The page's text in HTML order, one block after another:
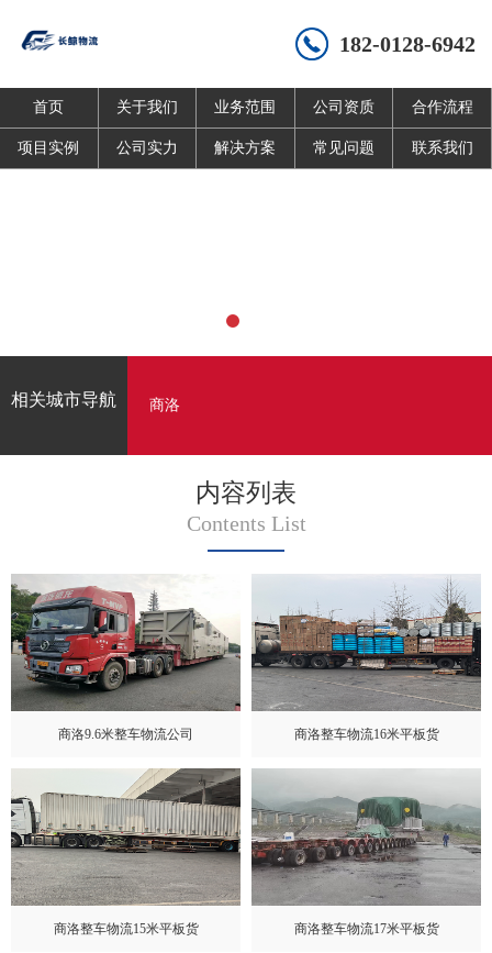
182-0128-6942
首页 关于我们 业务范围 公司资质 合作流程
项目实例 公司实力 解决方案 常见问题 联系我们
相关城市导航 商洛
内容列表
Contents List
商洛9.6米整车物流公司 商洛整车物流16米平板货
商洛整车物流15米平板货 商洛整车物流17米平板货